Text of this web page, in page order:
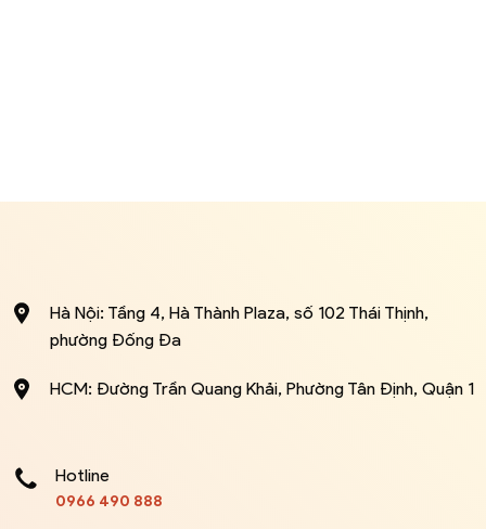
Hà Nội: Tầng 4, Hà Thành Plaza, số 102 Thái Thịnh,
phường Đống Đa
HCM: Đường Trần Quang Khải, Phường Tân Định, Quận 1
Hotline
0966 490 888